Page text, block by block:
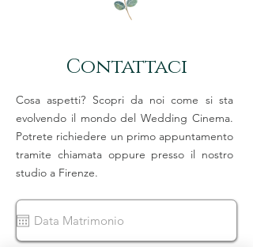
Contattaci
Cosa aspetti? Scopri da noi come si sta
evolvendo il mondo del Wedding Cinema.
Potrete richiedere un primo appuntamento
tramite chiamata oppure presso il nostro
studio a Firenze.